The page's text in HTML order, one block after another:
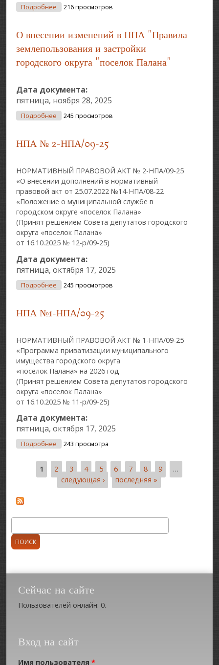
Подробнее О «О Внесении Изменений В Нормативный
И На Плановый Период 2026 И 2027 Годов»
216 просмотров
О внесении изменений в НПА "Правила
землепользования и застройки
городского округа "поселок Палана"
Дата документа:
пятница, ноября 28, 2025
Подробнее О О Внесении Изменений В НПА "Правила
245 просмотров
НПА № 2-НПА/09-25
НОРМАТИВНЫЙ ПРАВОВОЙ АКТ № 2-НПА/09-25
«О внесении дополнений в нормативный
правовой акт от 25.07.2022 №14-НПА/08-22
«Положение о муниципальной службе в
городском округе «поселок Палана»
(Принят решением Совета депутатов городского
округа «поселок Палана»
от 16.10.2025 № 12-р/09-25)
Дата документа:
пятница, октября 17, 2025
Подробнее О НПА № 2-НПА/09-25
245 просмотров
НПА №1-НПА/09-25
НОРМАТИВНЫЙ ПРАВОВОЙ АКТ № 1-НПА/09-25
«Программа приватизации муниципального
имущества городского округа
«поселок Палана» на 2026 год
(Принят решением Совета депутатов городского
округа «поселок Палана»
от 16.10.2025 № 11-р/09-25)
Дата документа:
пятница, октября 17, 2025
Подробнее О НПА №1-НПА/09-25
243 просмотра
Страницы
1 2 3 4 5 6 7 8 9
…
следующая ›
последняя »
Форма поиска
Сейчас на сайте
Пользователей онлайн: 0.
Вход на сайт
Имя пользователя*